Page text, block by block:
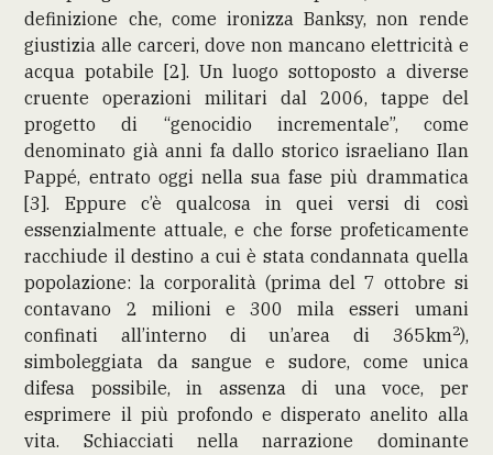
definizione che, come ironizza Banksy, non rende
giustizia alle carceri, dove non mancano elettricità e
acqua potabile [2]. Un luogo sottoposto a diverse
cruente operazioni militari dal 2006, tappe del
progetto di “genocidio incrementale”, come
denominato già anni fa dallo storico israeliano Ilan
Pappé, entrato oggi nella sua fase più drammatica
[3]. Eppure c’è qualcosa in quei versi di così
essenzialmente attuale, e che forse profeticamente
racchiude il destino a cui è stata condannata quella
popolazione: la corporalità (prima del 7 ottobre si
contavano 2 milioni e 300 mila esseri umani
confinati all’interno di un’area di 365km2),
simboleggiata da sangue e sudore, come unica
difesa possibile, in assenza di una voce, per
esprimere il più profondo e disperato anelito alla
vita. Schiacciati nella narrazione dominante